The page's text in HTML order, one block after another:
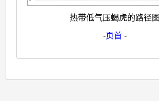
热带低气压蝎虎的路径图
-页首 -